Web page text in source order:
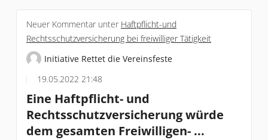
Neuer Kommentar unter Haftpflicht-und
Rechtsschutzversicherung bei freiwilliger Tätigkeit
Initiative Rettet die Vereinsfeste
19.05.2022 21:48
Eine Haftpflicht- und
Rechtsschutzversicherung würde
dem gesamten Freiwilligen- ...